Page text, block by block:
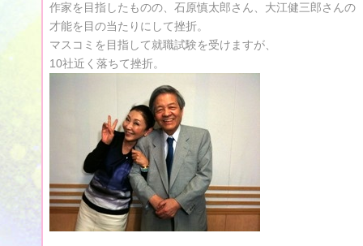
作家を目指したものの、石原慎太郎さん、大江健三郎さんの
才能を目の当たりにして挫折。
マスコミを目指して就職試験を受けますが、
10社近く落ちて挫折。